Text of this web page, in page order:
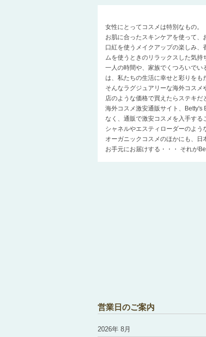
女性にとってコスメは特別なもの。
お肌に合ったスキンケアを使って
口紅を使うメイクアップの楽しみ
ムを使うときのリラックスした気持
一人の時間や、家族でくつろいでい
は、私たちの生活に幸せと彩りをも
そんなラグジュアリーな海外コス
店のような価格で買えたらステキだ
海外コスメ激安通販サイト、Betty's
なく、通販で激安コスメを入手する
シャネルやエスティローダーのよ
オーガニックコスメのほかにも、
お手元にお届けする・・・ それが
営業日のご案内
2026年 8月